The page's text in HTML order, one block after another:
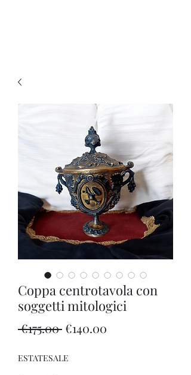
Coppa centrotavola con
soggetti mitologici
€175.00 Regular
€140.00
ESTATESALE